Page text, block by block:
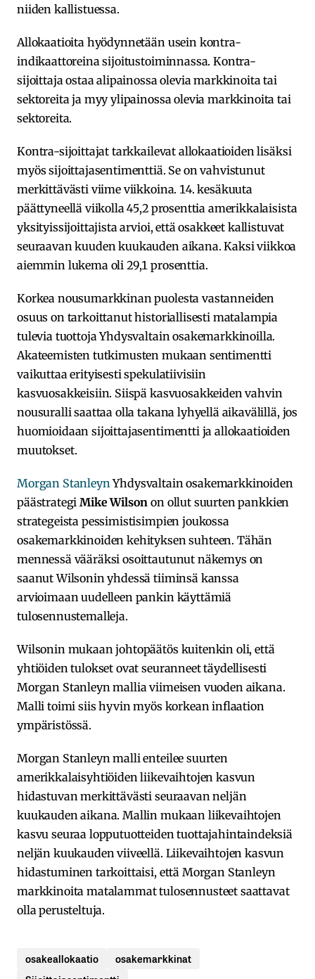
niiden kallistuessa.
Allokaatioita hyödynnetään usein kontra-
indikaattoreina sijoitustoiminnassa. Kontra-
sijoittaja ostaa alipainossa olevia markkinoita tai
sektoreita ja myy ylipainossa olevia markkinoita tai
sektoreita.
Kontra-sijoittajat tarkkailevat allokaatioiden lisäksi
myös sijoittajasentimenttiä. Se on vahvistunut
merkittävästi viime viikkoina. 14. kesäkuuta
päättyneellä viikolla 45,2 prosenttia amerikkalaisista
yksityissijoittajista arvioi, että osakkeet kallistuvat
seuraavan kuuden kuukauden aikana. Kaksi viikkoa
aiemmin lukema oli 29,1 prosenttia.
Korkea nousumarkkinan puolesta vastanneiden
osuus on tarkoittanut historiallisesti matalampia
tulevia tuottoja Yhdysvaltain osakemarkkinoilla.
Akateemisten tutkimusten mukaan sentimentti
vaikuttaa erityisesti spekulatiivisiin
kasvuosakkeisiin. Siispä kasvuosakkeiden vahvin
nousuralli saattaa olla takana lyhyellä aikavälillä, jos
huomioidaan sijoittajasentimentti ja allokaatioiden
muutokset.
Morgan StanleynYhdysvaltain osakemarkkinoiden
päästrategiMike Wilsonon ollut suurten pankkien
strategeista pessimistisimpien joukossa
osakemarkkinoiden kehityksen suhteen. Tähän
mennessä vääräksi osoittautunut näkemys on
saanut Wilsonin yhdessä tiiminsä kanssa
arvioimaan uudelleen pankin käyttämiä
tulosennustemalleja.
Wilsonin mukaan johtopäätös kuitenkin oli, että
yhtiöiden tulokset ovat seuranneet täydellisesti
Morgan Stanleyn mallia viimeisen vuoden aikana.
Malli toimi siis hyvin myös korkean inflaation
ympäristössä.
Morgan Stanleyn malli enteilee suurten
amerikkalaisyhtiöiden liikevaihtojen kasvun
hidastuvan merkittävästi seuraavan neljän
kuukauden aikana. Mallin mukaan liikevaihtojen
kasvu seuraa lopputuotteiden tuottajahintaindeksiä
neljän kuukauden viiveellä. Liikevaihtojen kasvun
hidastuminen tarkoittaisi, että Morgan Stanleyn
markkinoita matalammat tulosennusteet saattavat
olla perusteltuja.
osakeallokaatio
osakemarkkinat